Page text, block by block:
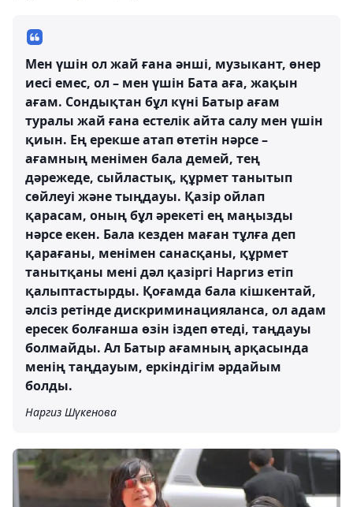
Мен үшін ол жай ғана әнші, музыкант, өнер
иесі емес, ол – мен үшін Бата аға, жақын
ағам. Сондықтан бұл күні Батыр ағам
туралы жай ғана естелік айта салу мен үшін
қиын. Ең ерекше атап өтетін нәрсе –
ағамның менімен бала демей, тең
дәрежеде, сыйластық, құрмет танытып
сөйлеуі және тыңдауы. Қазір ойлап
қарасам, оның бұл әрекеті ең маңызды
нәрсе екен. Бала кезден маған тұлға деп
қарағаны, менімен санасқаны, құрмет
танытқаны мені дәл қазіргі Наргиз етіп
қалыптастырды. Қоғамда бала кішкентай,
әлсіз ретінде дискриминацияланса, ол адам
ересек болғанша өзін іздеп өтеді, таңдауы
болмайды. Ал Батыр ағамның арқасында
менің таңдауым, еркіндігім әрдайым
болды.
Наргиз Шүкенова